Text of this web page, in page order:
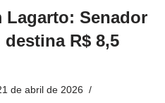
Lagarto: Senador
R$ 8,5
de abril de 2026